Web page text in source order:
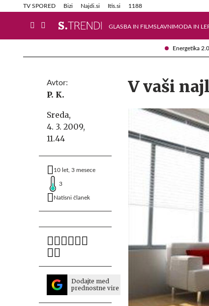
Energetika 2.0
TV SPORED Bizi Najdi.si Itis.si 1188
GLASBA IN FILMSLAVNIMODA IN
Info in obvestila Tehnik
Avtor:
P. K.
Sreda,
4. 3. 2009,
11.44
10 let, 3 mesece
3
Natisni članek
Dodajte med
prednostne vire
V vaši